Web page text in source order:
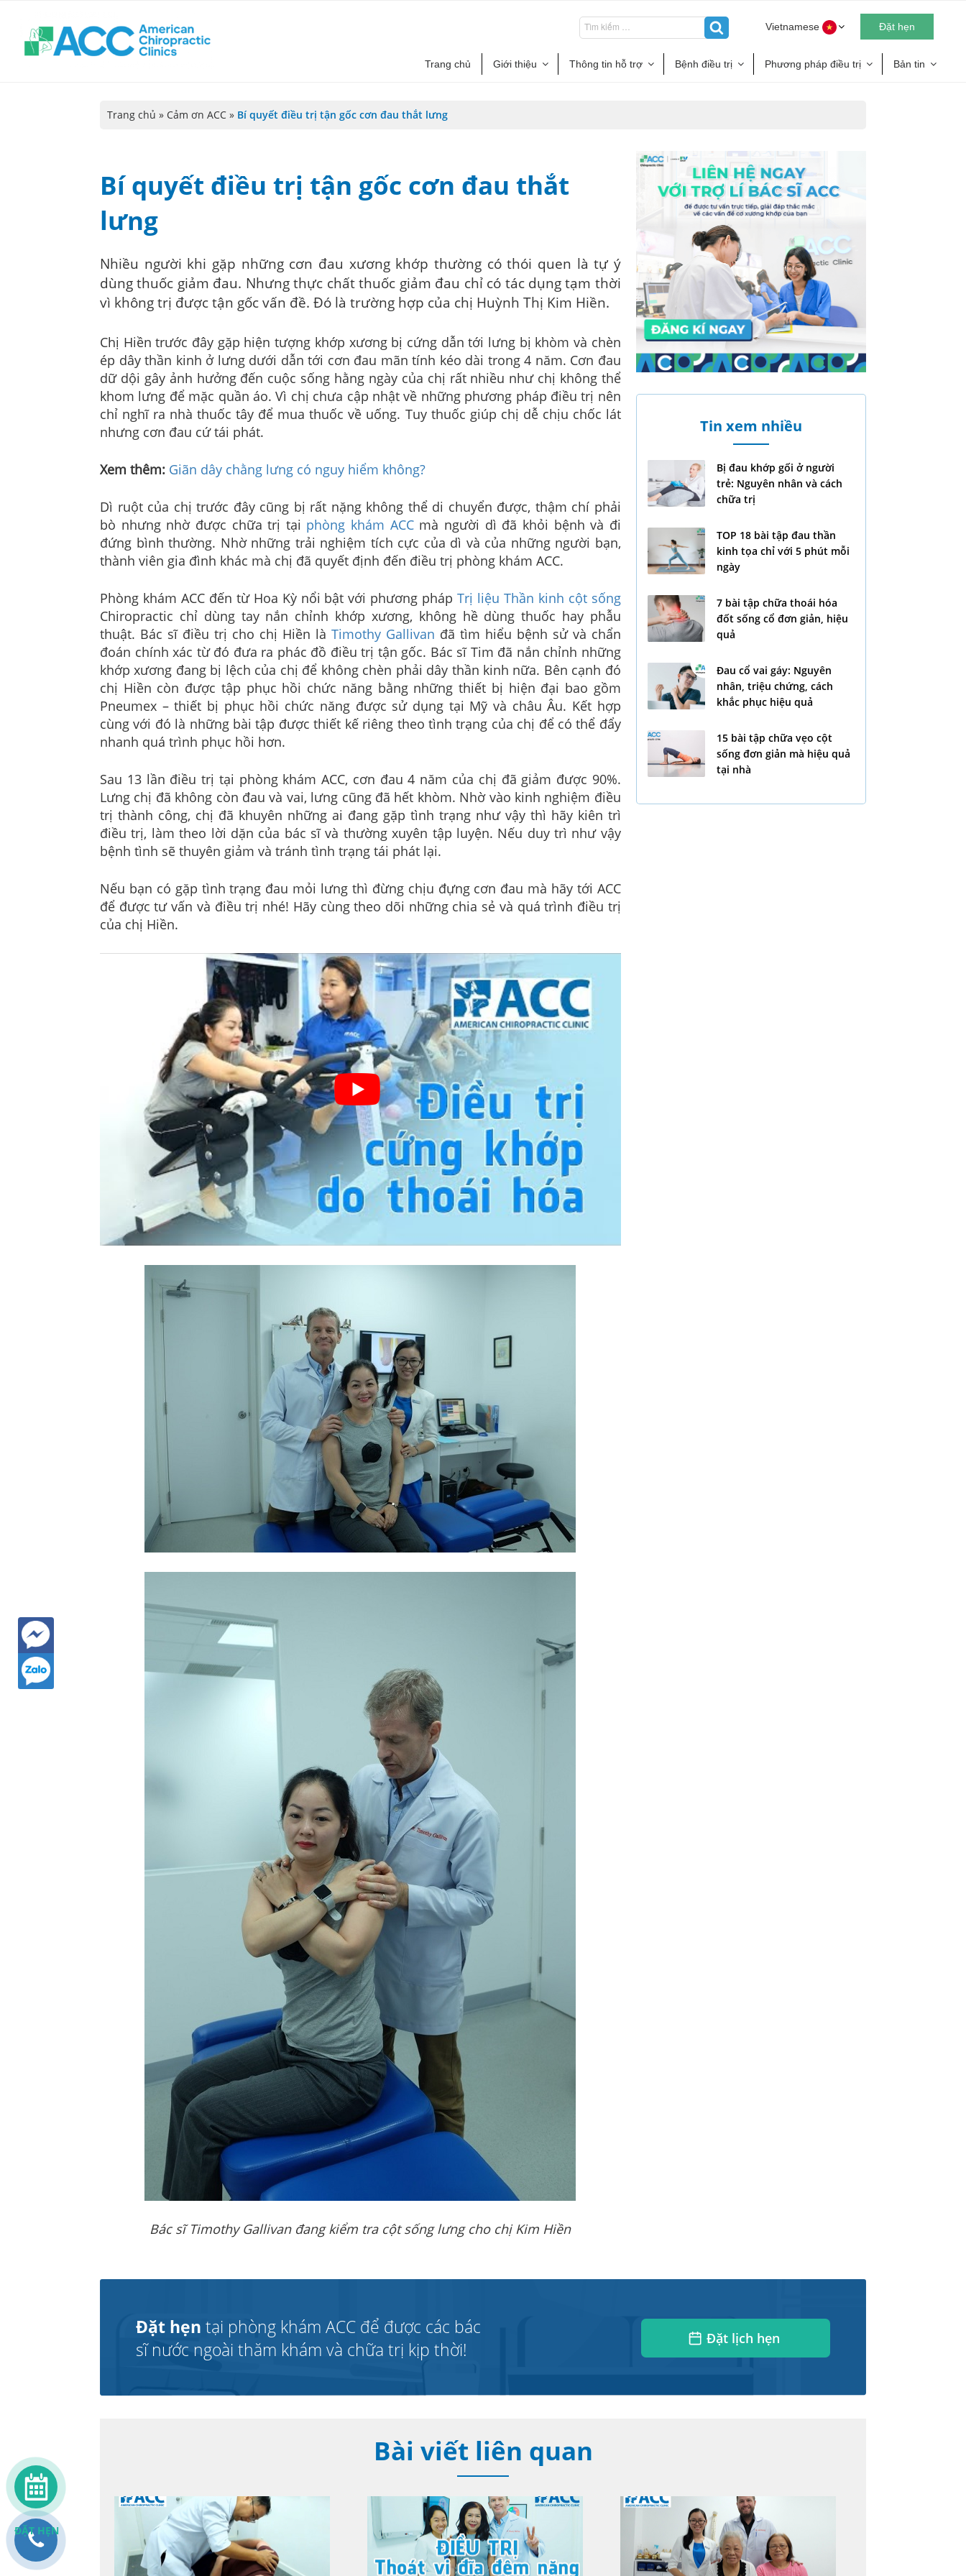
Vietnamese Đặt hẹn
Trang chủ Giới thiệu Thông tin hỗ trợ Bệnh điều trị Phương pháp điều trị Bản tin
Trang chủ » Cảm ơn ACC » Bí quyết điều trị tận gốc cơn đau thắt lưng
Bí quyết điều trị tận gốc cơn đau thắt
lưng
Nhiều người khi gặp những cơn đau xương khớp thường có thói quen là tự ý
dùng thuốc giảm đau. Nhưng thực chất thuốc giảm đau chỉ có tác dụng tạm thời
vì không trị được tận gốc vấn đề. Đó là trường hợp của chị Huỳnh Thị Kim Hiền.
Chị Hiền trước đây gặp hiện tượng khớp xương bị cứng dẫn tới lưng bị khòm và chèn
ép dây thần kinh ở lưng dưới dẫn tới cơn đau mãn tính kéo dài trong 4 năm. Cơn đau
dữ dội gây ảnh hưởng đến cuộc sống hằng ngày của chị rất nhiều như chị không thể
khom lưng để mặc quần áo. Vì chị chưa cập nhật về những phương pháp điều trị nên
chỉ nghĩ ra nhà thuốc tây để mua thuốc về uống. Tuy thuốc giúp chị dễ chịu chốc lát
nhưng cơn đau cứ tái phát.
Xem thêm: Giãn dây chằng lưng có nguy hiểm không?
Dì ruột của chị trước đây cũng bị rất nặng không thể di chuyển được, thậm chí phải
bò nhưng nhờ được chữa trị tại phòng khám ACCmà người dì đã khỏi bệnh và đi
đứng bình thường. Nhờ những trải nghiệm tích cực của dì và của những người bạn,
thành viên gia đình khác mà chị đã quyết định đến điều trị phòng khám ACC.
Phòng khám ACC đến từ Hoa Kỳ nổi bật với phương phápTrị liệu Thần kinh cột sống
Chiropractic chỉ dùng tay nắn chỉnh khớp xương, không hề dùng thuốc hay phẫu
thuật. Bác sĩ điều trị cho chị Hiền là Timothy Gallivan đã tìm hiểu bệnh sử và chẩn
đoán chính xác từ đó đưa ra phác đồ điều trị tận gốc. Bác sĩ Tim đã nắn chỉnh những
khớp xương đang bị lệch của chị để không chèn phải dây thần kinh nữa. Bên cạnh đó
chị Hiền còn được tập phục hồi chức năng bằng những thiết bị hiện đại bao gồm
Pneumex – thiết bị phục hồi chức năng được sử dụng tại Mỹ và châu Âu. Kết hợp
cùng với đó là những bài tập được thiết kế riêng theo tình trạng của chị để có thể đẩy
nhanh quá trình phục hồi hơn.
Sau 13 lần điều trị tại phòng khám ACC, cơn đau 4 năm của chị đã giảm được 90%.
Lưng chị đã không còn đau và vai, lưng cũng đã hết khòm. Nhờ vào kinh nghiệm điều
trị thành công, chị đã khuyên những ai đang gặp tình trạng như vậy thì hãy kiên trì
điều trị, làm theo lời dặn của bác sĩ và thường xuyên tập luyện. Nếu duy trì như vậy
bệnh tình sẽ thuyên giảm và tránh tình trạng tái phát lại.
Nếu bạn có gặp tình trạng đau mỏi lưng thì đừng chịu đựng cơn đau mà hãy tới ACC
để được tư vấn và điều trị nhé! Hãy cùng theo dõi những chia sẻ và quá trình điều trị
của chị Hiền.
Bác sĩ Timothy Gallivan đang kiểm tra cột sống lưng cho chị Kim Hiền
Đặt hẹn tại phòng khám ACC để được các bác
sĩ nước ngoài thăm khám và chữa trị kịp thời!
Đặt lịch hẹn
Bài viết liên quan
Tin xem nhiều
Bị đau khớp gối ở người
trẻ: Nguyên nhân và cách
chữa trị
TOP 18 bài tập đau thần
kinh tọa chỉ với 5 phút mỗi
ngày
7 bài tập chữa thoái hóa
đốt sống cổ đơn giản, hiệu
quả
Đau cổ vai gáy: Nguyên
nhân, triệu chứng, cách
khắc phục hiệu quả
15 bài tập chữa vẹo cột
sống đơn giản mà hiệu quả
tại nhà
ĐẶT HẸN